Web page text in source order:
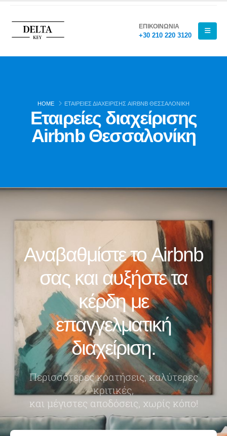
ΕΠΙΚΟΙΝΩΝΙΑ
+30 210 220 3120
HOME ΕΤΑΙΡΕΊΕΣ ΔΙΑΧΕΊΡΙΣΗΣ AIRBNB ΘΕΣΣΑΛΟΝΊΚΗ
Εταιρείες διαχείρισης
Airbnb Θεσσαλονίκη
Αναβαθμίστε το Airbnb
σας και αυξήστε τα
κέρδη με
επαγγελματική
διαχείριση.
Περισσότερες κρατήσεις, καλύτερες
κριτικές,
και μέγιστες αποδόσεις, χωρίς κόπο!